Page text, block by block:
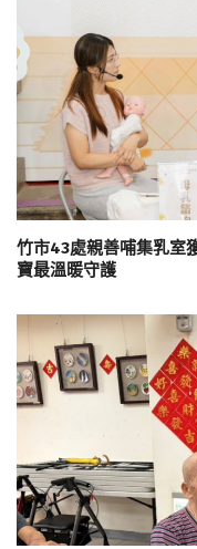
竹市43處親善哺集乳室
寶最溫暖守護